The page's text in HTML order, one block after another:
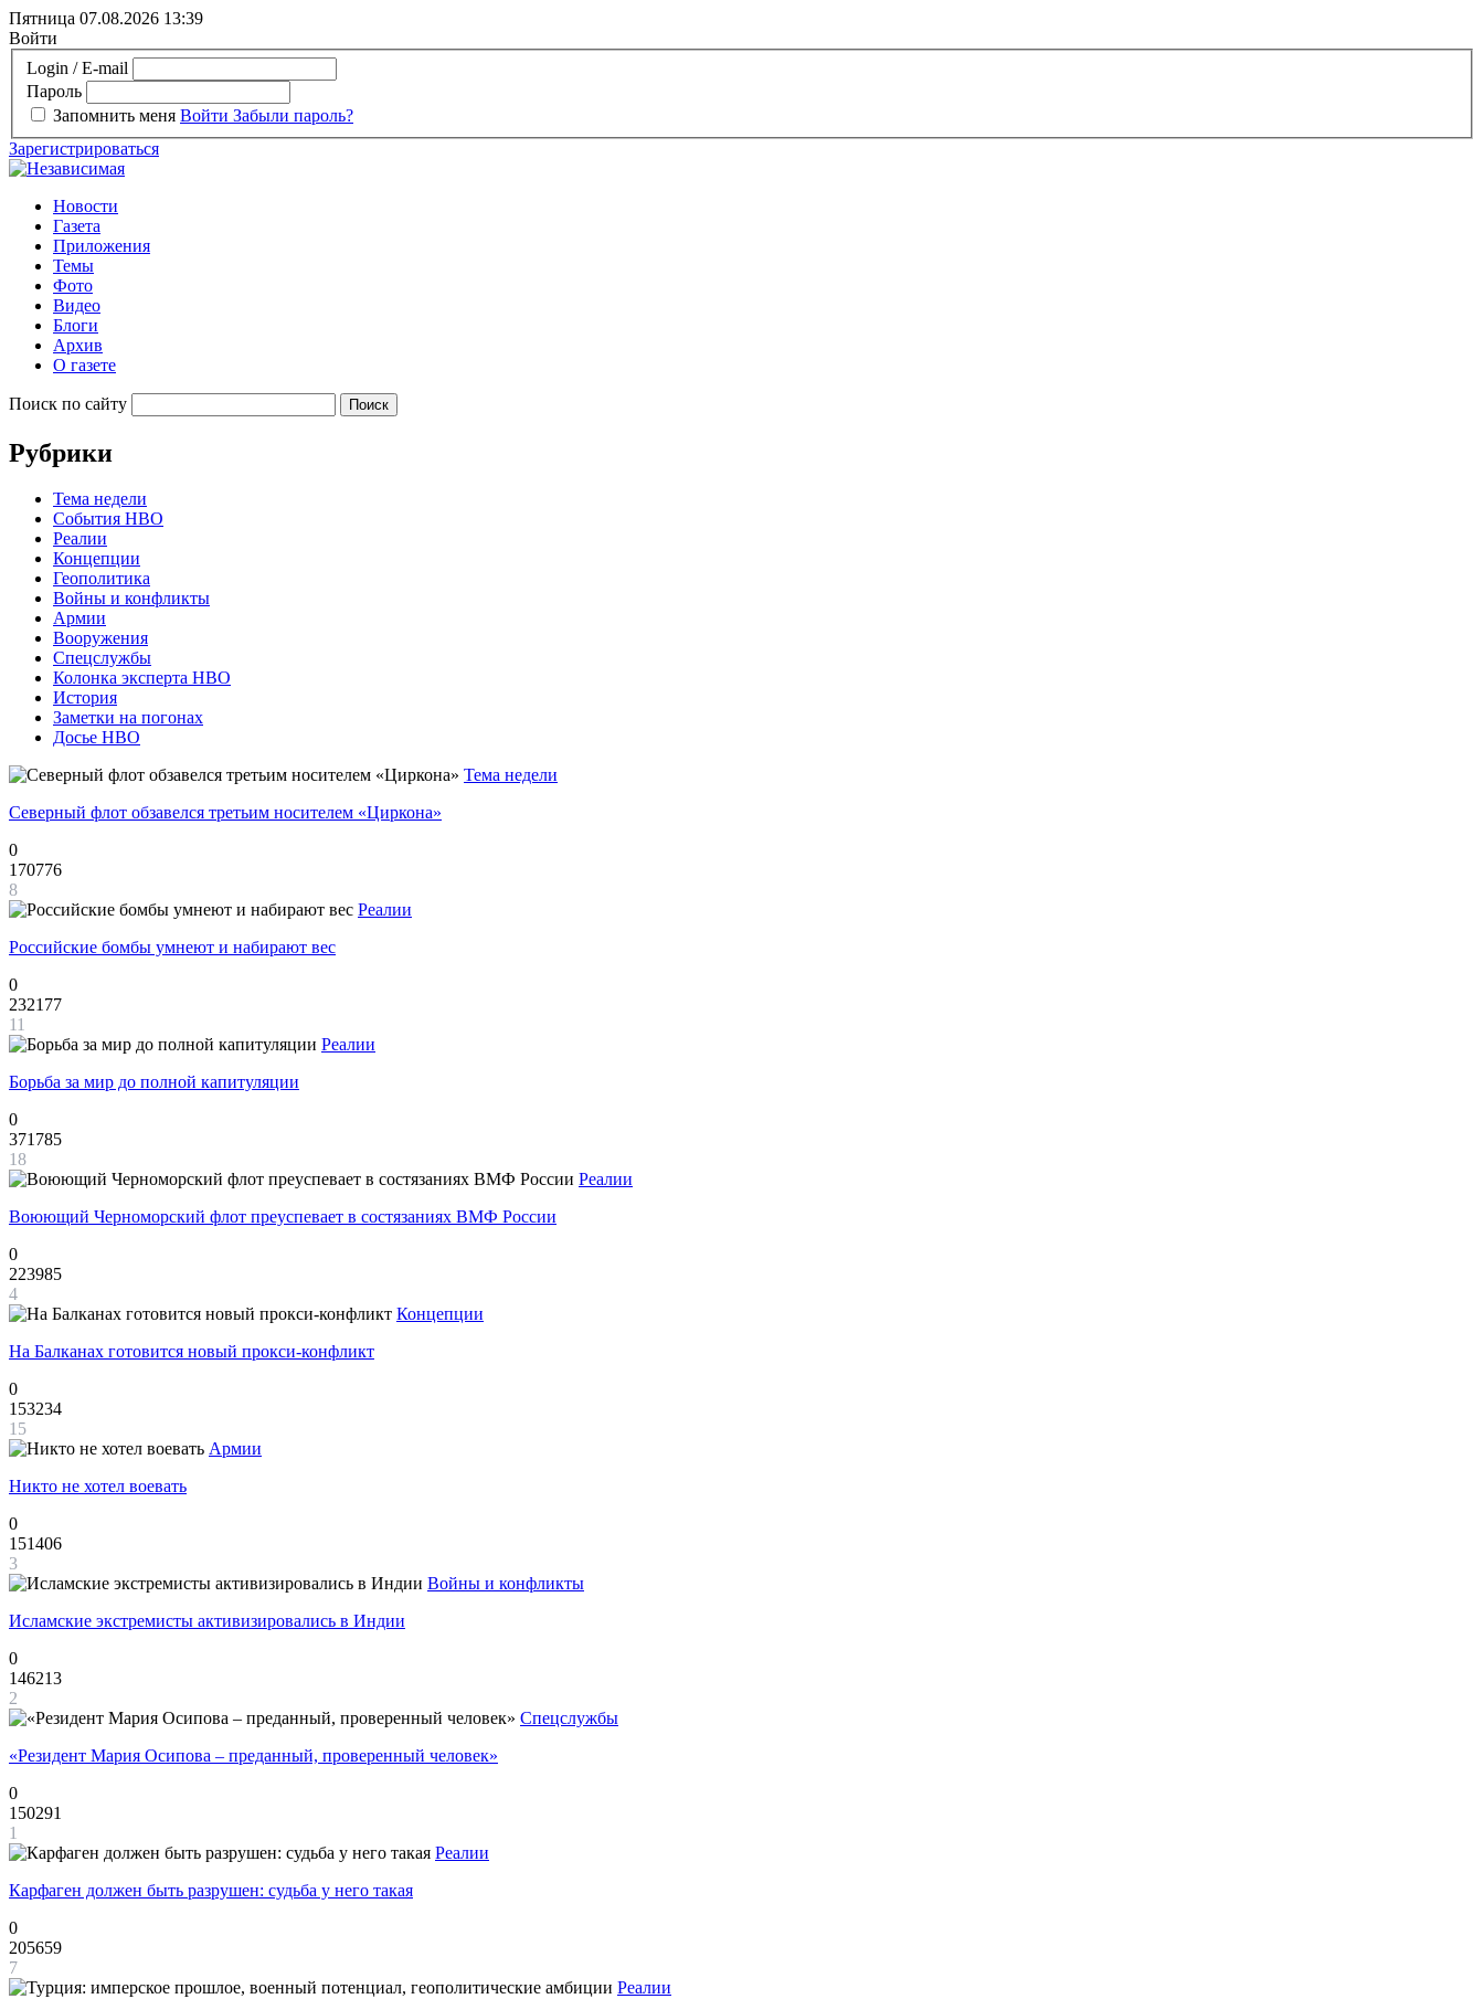
Пятница 07.08.2026 13:39
Войти
Login / E-mail
Пароль
Запомнить меня Войти Забыли пароль?
Зарегистрироваться
Новости
Газета
Приложения
Темы
Фото
Видео
Блоги
Архив
О газете
Поиск по сайту
Рубрики
Тема недели
События НВО
Реалии
Концепции
Геополитика
Войны и конфликты
Армии
Вооружения
Спецслужбы
Колонка эксперта НВО
История
Заметки на погонах
Досье НВО
Тема недели
Северный флот обзавелся третьим носителем «Циркона»
0
170776
8
Реалии
Российские бомбы умнеют и набирают вес
0
232177
11
Реалии
Борьба за мир до полной капитуляции
0
371785
18
Реалии
Воюющий Черноморский флот преуспевает в состязаниях ВМФ России
0
223985
4
Концепции
На Балканах готовится новый прокси-конфликт
0
153234
15
Армии
Никто не хотел воевать
0
151406
3
Войны и конфликты
Исламские экстремисты активизировались в Индии
0
146213
2
Спецслужбы
«Резидент Мария Осипова – преданный, проверенный человек»
0
150291
1
Реалии
Карфаген должен быть разрушен: судьба у него такая
0
205659
7
Реалии